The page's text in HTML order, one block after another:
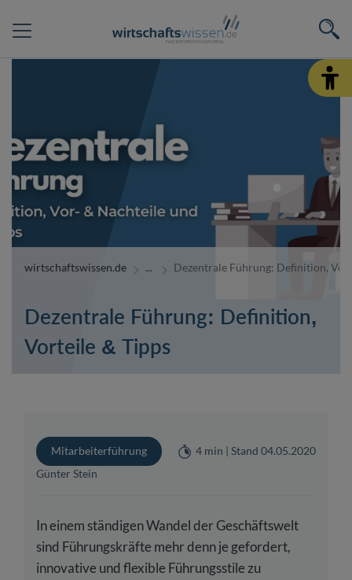
wirtschaftswissen.de Dezentrale Führung: Definition,
Dezentrale Führung: Definition,
Vorteile & Tipps
Mitarbeiterführung
4 min | Stand 04.05.2020
Günter Stein
In einem ständigen Wandel der Geschäftswelt
sind Führungskräfte mehr denn je gefordert,
innovative und flexible Führungsstile zu